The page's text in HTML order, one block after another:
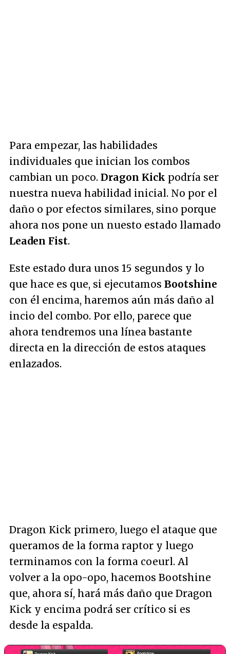
Para empezar, las habilidades
individuales que inician los combos
cambian un poco. Dragon Kick podría ser
nuestra nueva habilidad inicial. No por el
daño o por efectos similares, sino porque
ahora nos pone un nuesto estado llamado
Leaden Fist.
Este estado dura unos 15 segundos y lo
que hace es que, si ejecutamos Bootshine
con él encima, haremos aún más daño al
incio del combo. Por ello, parece que
ahora tendremos una línea bastante
directa en la dirección de estos ataques
enlazados.
Dragon Kick primero, luego el ataque que
queramos de la forma raptor y luego
terminamos con la forma coeurl. Al
volver a la opo-opo, hacemos Bootshine
que, ahora sí, hará más daño que Dragon
Kick y encima podrá ser crítico si es
desde la espalda.